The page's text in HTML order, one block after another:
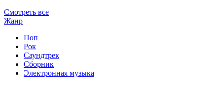
Смотреть все
Жанр
Поп
Рок
Саундтрек
Сборник
Электронная музыка